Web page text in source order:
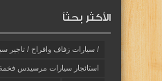
الأكثر بحثاً
/ سيارات زفاف وافراح / تاجير
استائجار سيارات مرسيدس فخمة